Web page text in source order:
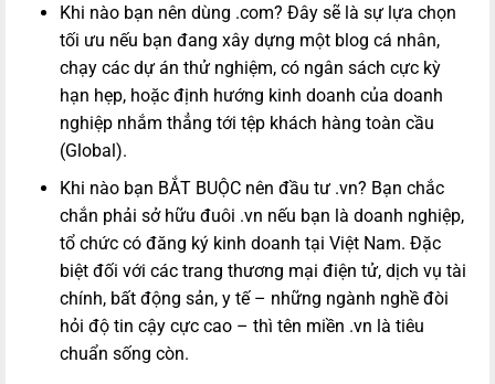
Khi nào bạn nên dùng .com? Đây sẽ là sự lựa chọn
tối ưu nếu bạn đang xây dựng một blog cá nhân,
chạy các dự án thử nghiệm, có ngân sách cực kỳ
hạn hẹp, hoặc định hướng kinh doanh của doanh
nghiệp nhắm thẳng tới tệp khách hàng toàn cầu
(Global).
Khi nào bạn BẮT BUỘC nên đầu tư .vn? Bạn chắc
chắn phải sở hữu đuôi .vn nếu bạn là doanh nghiệp,
tổ chức có đăng ký kinh doanh tại Việt Nam. Đặc
biệt đối với các trang thương mại điện tử, dịch vụ tài
chính, bất động sản, y tế – những ngành nghề đòi
hỏi độ tin cậy cực cao – thì tên miền .vn là tiêu
chuẩn sống còn.